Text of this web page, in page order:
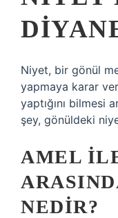
Niyet, bir gönül
yapmaya karar
yaptığını bilmesi
şey, gönüldeki
AMEL
NEDIR?